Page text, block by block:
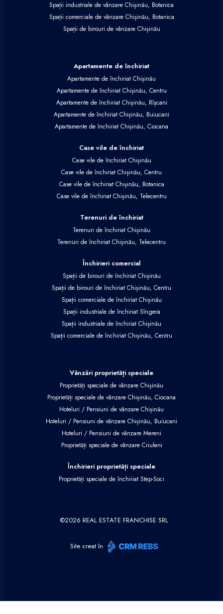
Spații industriale de vânzare Chișinău, Botanica
Spații comerciale de vânzare Chișinău, Botanica
Spații de birouri de vânzare Chișinău
Apartamente de închiriat
Apartamente de închiriat Chișinău
Apartamente de închiriat Chișinău, Centru
Apartamente de închiriat Chișinău, Rîșcani
Apartamente de închiriat Chișinău, Buiucani
Apartamente de închiriat Chișinău, Ciocana
Case vile de închiriat
Case vile de închiriat Chișinău
Case vile de închiriat Chișinău, Centru
Case vile de închiriat Chișinău, Botanica
Case vile de închiriat Chișinău, Telecentru
Terenuri de închiriat
Terenuri de închiriat Chișinău
Terenuri de închiriat Chișinău, Telecentru
Închirieri comercial
Spații de birouri de închiriat Chișinău
Spații de birouri de închiriat Chișinău, Centru
Spații comerciale de închiriat Chișinău
Spații industriale de închiriat Sîngera
Spații industriale de închiriat Chișinău
Spații comerciale de închiriat Chișinău, Centru
Vânzări proprietăți speciale
Proprietăți speciale de vânzare Chișinău
Proprietăți speciale de vânzare Chișinău, Ciocana
Hoteluri / Pensiuni de vânzare Chișinău
Hoteluri / Pensiuni de vânzare Chișinău, Buiucani
Hoteluri / Pensiuni de vânzare Mereni
Proprietăți speciale de vânzare Criuleni
Închirieri proprietăți speciale
Proprietăți speciale de închiriat Step-Soci
©2026 REAL ESTATE FRANCHISE SRL
Site creat în